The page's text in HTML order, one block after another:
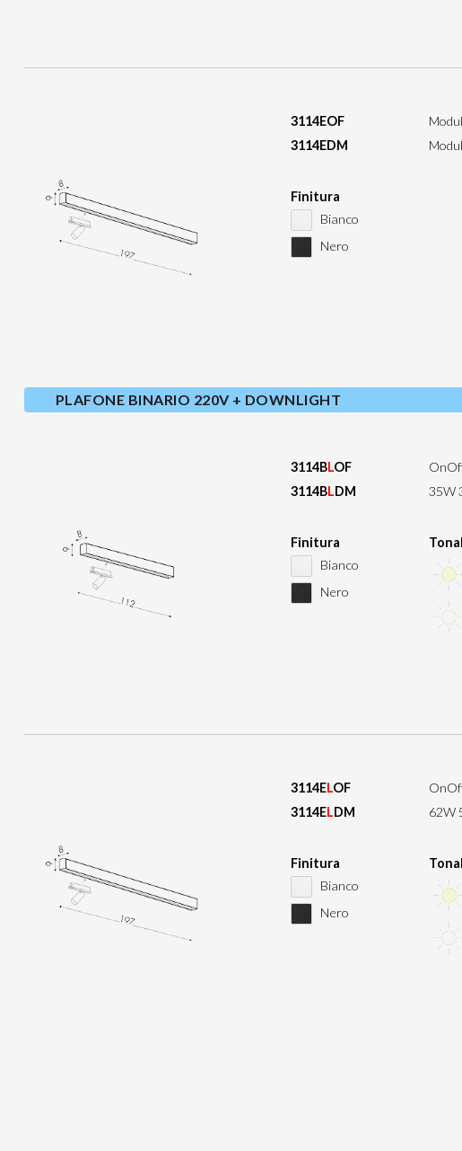
3114EOF
3114EDM
Finitura
Bianco
Nero
PLAFONE BINARIO 220V + DOWNLIGHT
3114BLOF
3114BLDM 35W
Finitura
Bianco
Nero
3114ELOF
3114ELDM 62W
Finitura
Bianco
Nero